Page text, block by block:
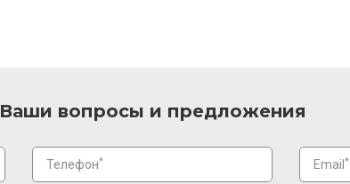
Ваши вопросы и предложения
Телефон* Email *